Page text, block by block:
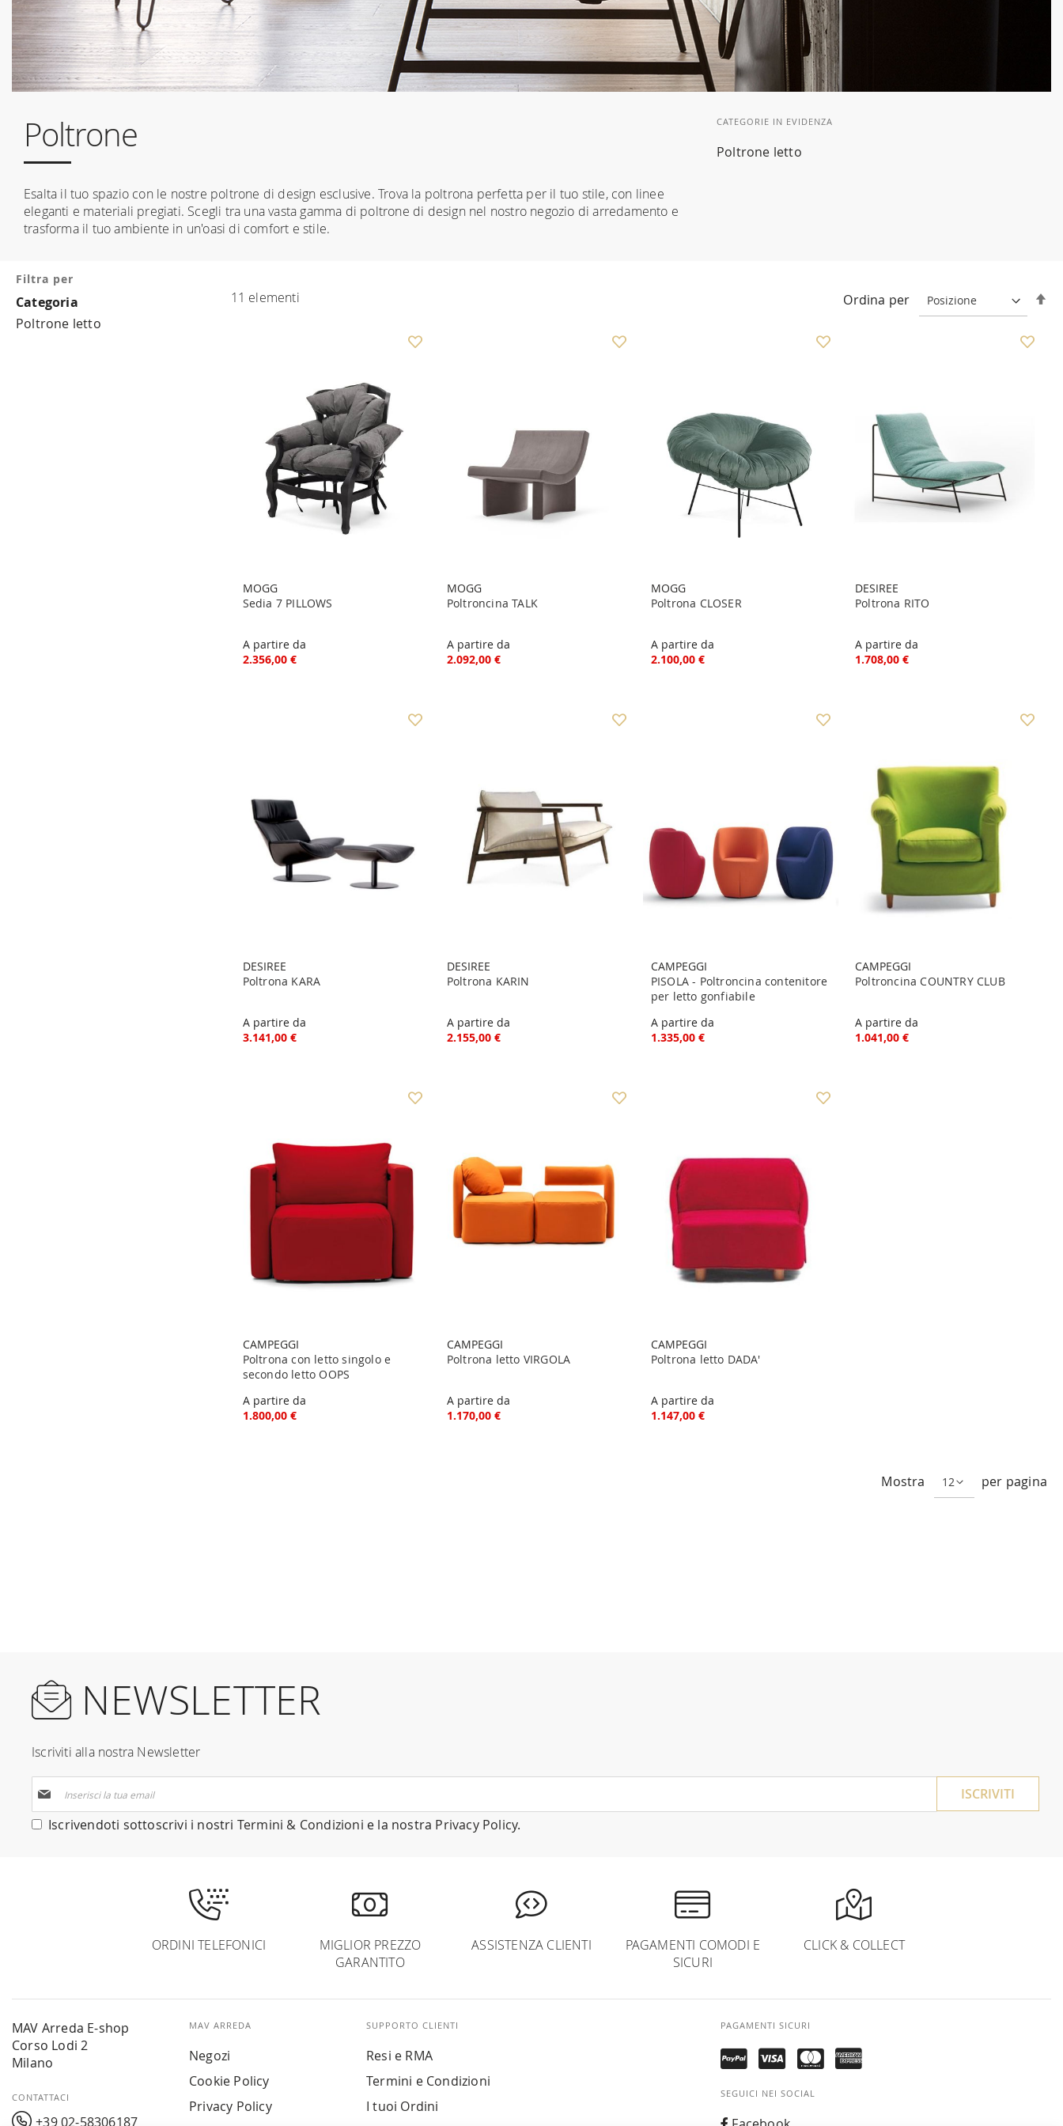
Poltrone
Esalta il tuo spazio con le nostre poltrone di design esclusive. Trova la poltrona perfetta per il tuo stile, con linee
eleganti e materiali pregiati. Scegli tra una vasta gamma di poltrone di design nel nostro negozio di arredamento e
trasforma il tuo ambiente in un'oasi di comfort e stile.
CATEGORIE IN EVIDENZA
Poltrone letto
11 elementi Ordina per
MOGG
Sedia 7 PILLOWS
A partire da
2.356,00 €
MOGG
Poltroncina TALK
A partire da
2.092,00 €
MOGG
Poltrona CLOSER
A partire da
2.100,00 €
DESIREE
Poltrona RITO
A partire da
1.708,00 €
DESIREE
Poltrona KARA
A partire da
3.141,00 €
DESIREE
Poltrona KARIN
A partire da
2.155,00 €
CAMPEGGI
PISOLA - Poltroncina contenitore
per letto gonfiabile
A partire da
1.335,00 €
CAMPEGGI
Poltroncina COUNTRY CLUB
A partire da
1.041,00 €
CAMPEGGI
Poltrona con letto singolo e
secondo letto OOPS
A partire da
1.800,00 €
CAMPEGGI
Poltrona letto VIRGOLA
A partire da
1.170,00 €
CAMPEGGI
Poltrona letto DADA'
A partire da
1.147,00 €
Mostra per pagina
Filtra per
Categoria
Poltrone letto
NEWSLETTER
Iscriviti alla nostra Newsletter
alla
nostra
Iscrivendoti sottoscrivi i nostri Termini & Condizioni e la nostra Privacy Policy.
ISCRIVITI
ORDINI TELEFONICI
MIGLIOR PREZZO
GARANTITO
ASSISTENZA CLIENTI
PAGAMENTI COMODI E
SICURI
CLICK & COLLECT
MAV Arreda E-shop
Corso Lodi 2
Milano
CONTATTACI
+39 02-58306187
MAV ARREDA
Negozi
Cookie Policy
Privacy Policy
SUPPORTO CLIENTI
Resi e RMA
Termini e Condizioni
I tuoi Ordini
PAGAMENTI SICURI
SEGUICI NEI SOCIAL